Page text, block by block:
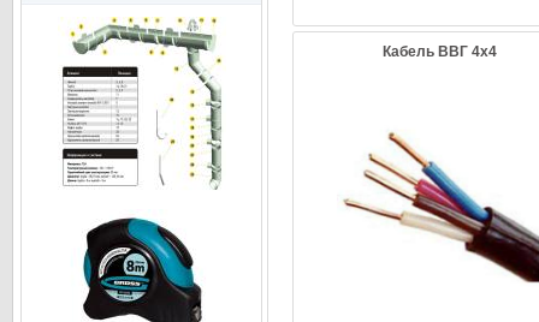
Кабель ВВГ 4х4